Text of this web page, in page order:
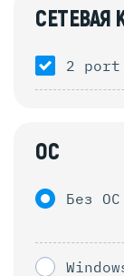
СЕТЕВАЯ
2 port
ОС
Без ОС